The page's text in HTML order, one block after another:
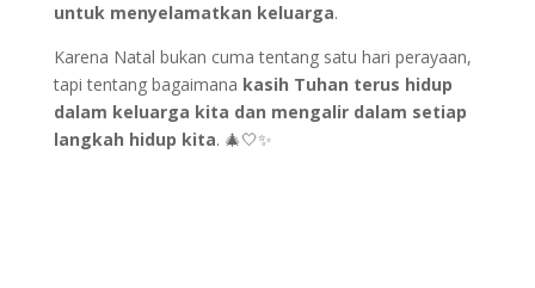
untuk menyelamatkan keluarga.
Karena Natal bukan cuma tentang satu hari perayaan,
tapi tentang bagaimana kasih Tuhan terus hidup
dalam keluarga kita dan mengalir dalam setiap
langkah hidup kita. 🎄🤍✨